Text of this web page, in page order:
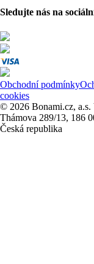
Sledujte nás na
Obchodní podmínky
cookies
© 2026 Bonami.cz, a.s.
Thámova 289/13, 186
Česká republika